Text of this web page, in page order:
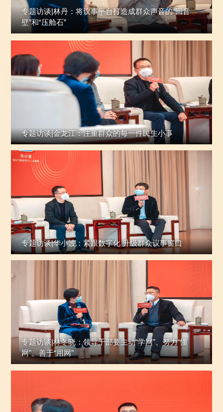
专题访谈|林丹：将议事平台打造成群众声音的“回音
壁”和“压舱石”
专题访谈|金龙江：注重群众的每一件民生小事
专题访谈|华小波：紧跟数字化 升级群众议事窗口
专题访谈|林冬晓：领导干部要主动“学网”、努力“懂
网”、善于“用网”